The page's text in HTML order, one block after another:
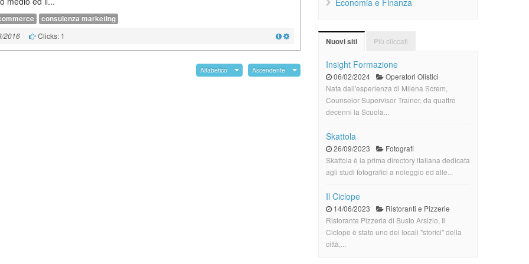
consulenza marketing
2016 Clicks: 1
Alfabetico Ascendente
Economia e Finanza
Nuovi siti Più cliccati
Insight Formazione
06/02/2024
Operatori Olistici
Nata dall'esperienza di Milena Screm,
Counselor Supervisor Trainer, da quattro
decenni la Scuola...
Skattola
26/09/2023
Fotografi
Skattola è la prima directory italiana dedicata
agli studi fotografici a noleggio ed alle...
Il Ciclope
14/06/2023
Ristoranti e Pizzerie
Ristorante Pizzeria di Busto Arsizio, Il
Ciclope è stato uno dei locali "storici" della
città,...